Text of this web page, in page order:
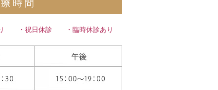
時間
り ・祝日休診 ・臨時休診あり